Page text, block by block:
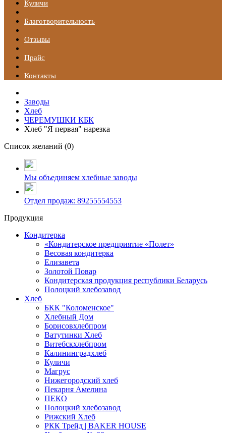
Куличи
Благотворительность
Отзывы
Прайс
Контакты
Заводы
Хлеб
ЧЕРЕМУШКИ КБК
Хлеб "Я первая" нарезка
Список желаний (0)
Мы объединяем хлебные заводы
Отдел продаж: 89255554553
Продукция
Кондитерка
«Кондитерское предприятие «Полет»
Весовая кондитерка
Елизавета
Золотой Повар
Кондитерская продукция республики Беларусь
Полоцкий хлебозавод
Хлеб
БКК "Коломенское"
Хлебный Дом
Борисовхлебпром
Ватутинки Хлеб
Витебскхлебпром
Калининградхлеб
Куличи
Магрус
Нижегородский хлеб
Пекарня Амелина
ПЕКО
Полоцкий хлебозавод
Рижский Хлеб
РКК Трейд | BAKER HOUSE